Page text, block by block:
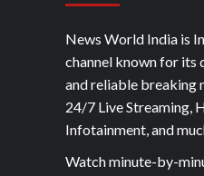
News World India is
channel known for its
and reliable breaking
24/7 Live Streaming,
Infotainment, and
Watch minute-by-